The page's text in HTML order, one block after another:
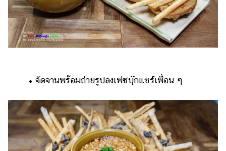
• จัดจานพร้อมถ่ายรูปลงเฟซบุ๊กแชร์เพื่อน ๆ